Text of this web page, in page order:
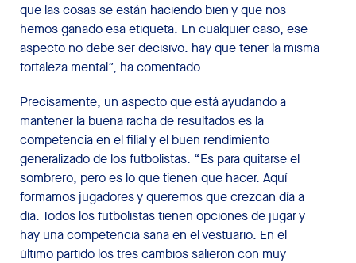
que las cosas se están haciendo bien y que nos
hemos ganado esa etiqueta. En cualquier caso, ese
aspecto no debe ser decisivo: hay que tener la misma
fortaleza mental”, ha comentado.
Precisamente, un aspecto que está ayudando a
mantener la buena racha de resultados es la
competencia en el filial y el buen rendimiento
generalizado de los futbolistas. “Es para quitarse el
sombrero, pero es lo que tienen que hacer. Aquí
formamos jugadores y queremos que crezcan día a
día. Todos los futbolistas tienen opciones de jugar y
hay una competencia sana en el vestuario. En el
último partido los tres cambios salieron con muy